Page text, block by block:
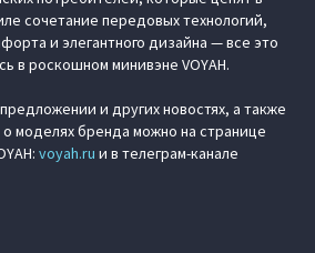
сочетание передовых технологий,
и элегантного дизайна — все это
в роскошном минивэне VOYAH.
и других новостях, а также
моделях бренда можно на странице
voyah.ru и в телеграм-канале